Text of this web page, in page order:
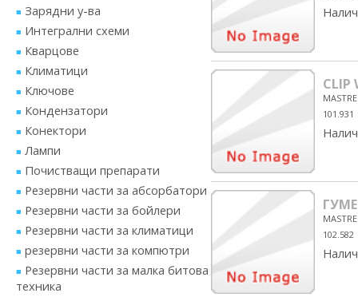
Зарядни у-ва
Интегрални схеми
Кварцове
Климатици
Ключове
Кондензатори
Конектори
Лампи
Почистващи препарати
Резервни части за абсорбатори
Резервни части за бойлери
Резервни части за климатици
резервни части за компютри
Резервни части за малка битова
техника
CLIP
101.931
102.582